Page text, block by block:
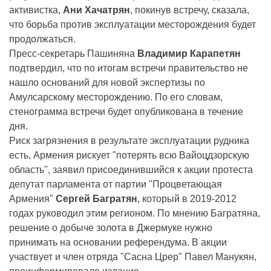
активистка, Ани Хачатрян, покинув встречу, сказала,
что борьба против эксплуатации месторождения будет
продолжаться.
Пресс-секретарь Пашиняна Владимир Карапетян
подтвердил, что по итогам встречи правительство не
нашло оснований для новой экспертизы по
Амулсарскому месторождению. По его словам,
стенограмма встречи будет опубликована в течение
дня.
Риск загрязнения в результате эксплуатации рудника
есть, Армения рискует "потерять всю Вайоцдзорскую
область", заявил присоединившийся к акции протеста
депутат парламента от партии "Процветающая
Армения" Сергей Багратян, который в 2019-2012
годах руководил этим регионом. По мнению Багратяна,
решение о добыче золота в Джермуке нужно
принимать на основании референдума. В акции
участвует и член отряда "Сасна Црер" Павел Манукян,